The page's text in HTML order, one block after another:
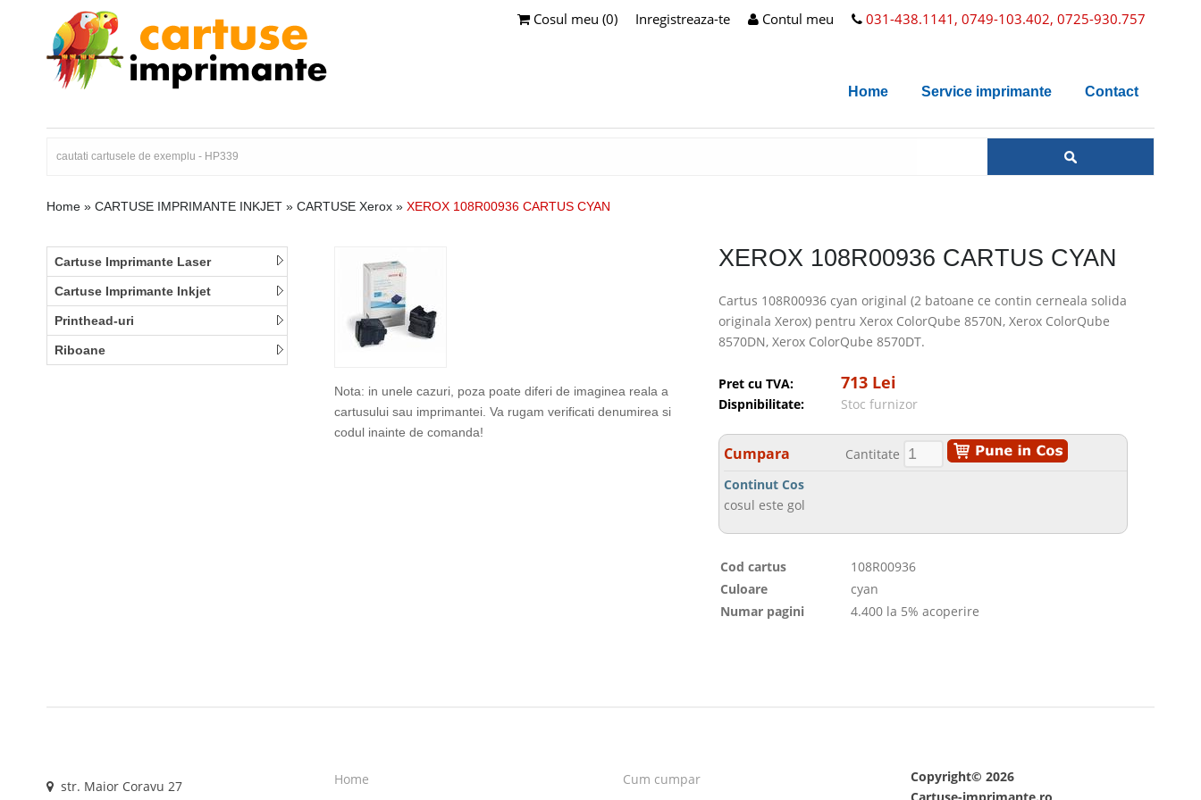
031-438.1141, 0749-103.402, 0725-930.757
Contul meu
Inregistreaza-te
Cosul meu (0)
Home Service imprimante Contact
Home » CARTUSE IMPRIMANTE INKJET » CARTUSE Xerox » XEROX 108R00936 CARTUS CYAN
Cartuse Imprimante Laser
Cartuse Imprimante Inkjet
Printhead-uri
Riboane
Nota: in unele cazuri, poza poate diferi de imaginea reala a
cartusului sau imprimantei. Va rugam verificati denumirea si
codul inainte de comanda!
XEROX 108R00936 CARTUS CYAN
Cartus 108R00936 cyan original (2 batoane ce contin cerneala solida
originala Xerox) pentru Xerox ColorQube 8570N, Xerox ColorQube
8570DN, Xerox ColorQube 8570DT.
Pret cu TVA: 713 Lei
Dispnibilitate: Stoc furnizor
Cumpara
Cantitate
Continut Cos
cosul este gol
Cod cartus
108R00936
Culoare
cyan
Numar pagini
4.400 la 5% acoperire
str. Maior Coravu 27
Home
Cum cumpar
Copyright© 2026